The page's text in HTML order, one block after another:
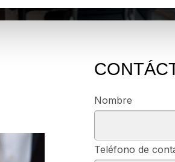
Nombre
Teléfono de